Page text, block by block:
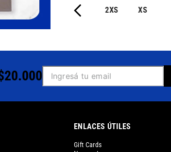
2XS XS
ENLACES ÚTILES
Gift Cards